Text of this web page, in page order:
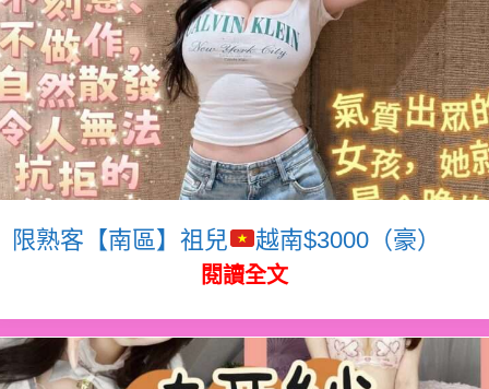
限熟客【南區】祖兒 越南$3000（豪）
閱讀全文